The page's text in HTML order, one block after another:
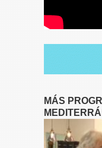
MÁS